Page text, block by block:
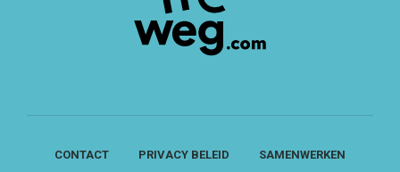
CONTACT PRIVACY BELEID
SAMENWERKEN